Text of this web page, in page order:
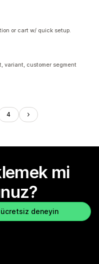
or cart w/ quick setup.
variant, customer segment
4
mi
ücretsiz deneyin